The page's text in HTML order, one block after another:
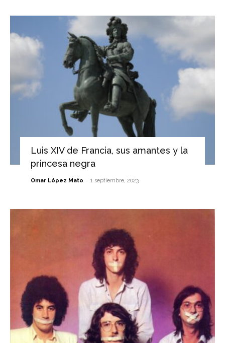
Luis XIV de Francia, sus amantes y la
princesa negra
Omar López Mato - 1 septiembre, 2023